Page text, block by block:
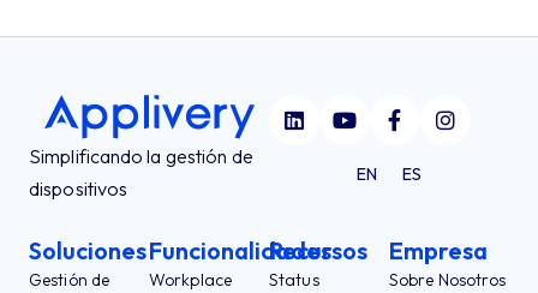
Simplificando la gestión de
dispositivos
EN ES
Soluciones
Gestión de
Funcionalidades
Workplace
Recursos
Status
Empresa
Sobre Nosotros